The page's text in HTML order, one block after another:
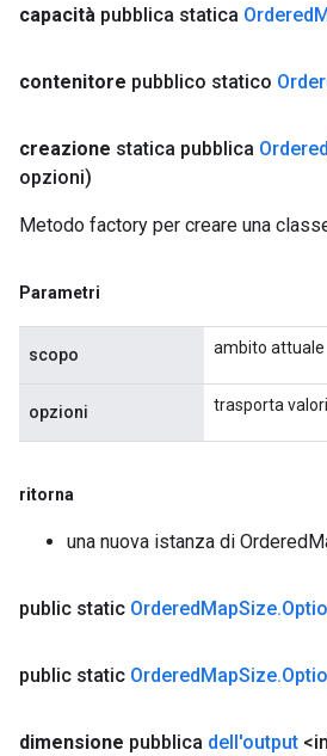
capacità pubblica statica Ordered
contenitore pubblico statico
creazione statica pubblica Ordered
opzioni)
Metodo factory per creare una
Parametri
scopo ambito attuale
opzioni trasporta
ritorna
una nuova istanza di
public static OrderedMapSize.
public static OrderedMapSize.
dimensione pubblica dell'output